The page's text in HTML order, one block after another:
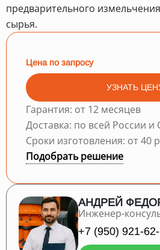
предварительного
сырья.
Цена по запросу
УЗНАТЬ
Гарантия: от 12 месяцев
Доставка: по всей России и
Сроки изготовления: от 40
Подобрать решение
АНДРЕЙ
Инженер-
+7 (950) 921-